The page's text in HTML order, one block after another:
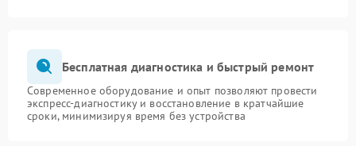
Бесплатная диагностика и быстрый ремонт
Современное оборудование и опыт позволяют провести
экспресс-диагностику и восстановление в кратчайшие
сроки, минимизируя время без устройства